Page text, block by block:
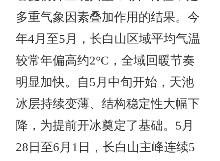
多重气象因素叠加作用的结果。今
年4月 至5 月，长白山区域平均气温
较常年偏高约2°C ，全域回暖节奏
明显加快。自5 月中旬开始，天池
冰层持续变薄、结构稳定性大幅下
降，为提前开冰奠定了基础。 5月
28日至6月1日，长白山主峰连续5